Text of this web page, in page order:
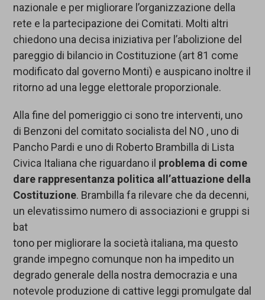
nazionale e per migliorare l’organizzazione della
rete e la partecipazione dei Comitati. Molti altri
chiedono una decisa iniziativa per l’abolizione del
pareggio di bilancio in Costituzione (art 81 come
modificato dal governo Monti) e auspicano inoltre il
ritorno ad una legge elettorale proporzionale.
Alla fine del pomeriggio ci sono tre interventi, uno
di Benzoni del comitato socialista del NO , uno di
Pancho Pardi e uno di Roberto Brambilla di Lista
Civica Italiana che riguardano il problema di come
dare rappresentanza politica all’attuazione della
Costituzione. Brambilla fa rilevare che da decenni,
un elevatissimo numero di associazioni e gruppi si
bat
tono per migliorare la società italiana, ma questo
grande impegno comunque non ha impedito un
degrado generale della nostra democrazia e una
notevole produzione di cattive leggi promulgate dal